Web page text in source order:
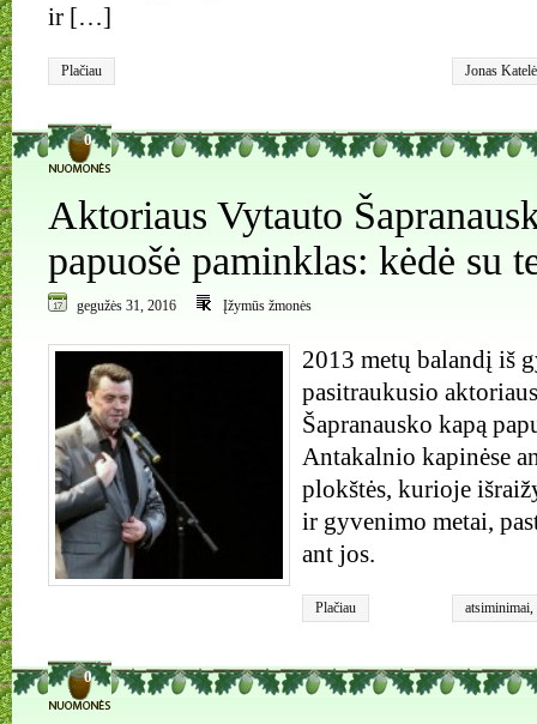
ir […]
Plačiau
Jonas Katelė
0
Aktoriaus Vytauto
papuošė paminklas: kėdė su
gegužės 31, 2016 Įžymūs žmonės
2013 metų balandį iš
pasitraukusio
Šapranausko kapą
Antakalnio kapinėse
plokštės, kurioje
ir gyvenimo metai,
ant jos.
Plačiau atsiminimai,
0